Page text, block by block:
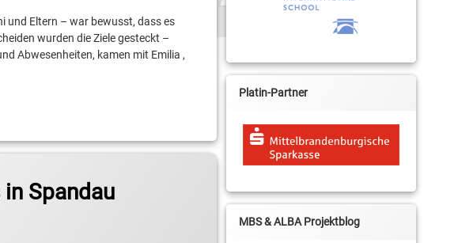
und Eltern – war bewusst, dass es
wurden die Ziele gesteckt –
Abwesenheiten, kamen mit Emilia ,
Spandau
Platin-Partner
MBS & ALBA Projektblog